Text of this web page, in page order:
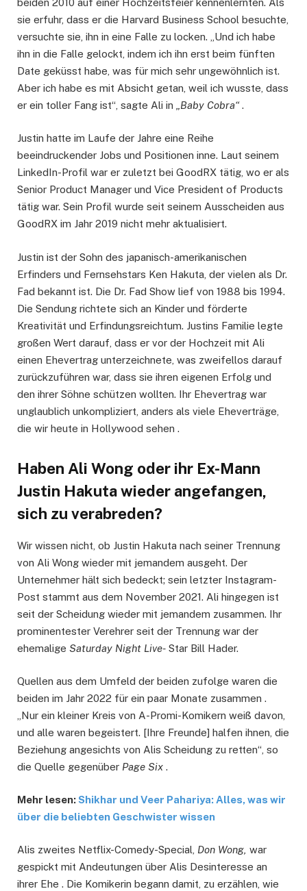
beiden 2010 auf einer Hochzeitsfeier kennenlernten. Als
sie erfuhr, dass er die Harvard Business School besuchte,
versuchte sie, ihn in eine Falle zu locken. „Und ich habe
ihn in die Falle gelockt, indem ich ihn erst beim fünften
Date geküsst habe, was für mich sehr ungewöhnlich ist.
Aber ich habe es mit Absicht getan, weil ich wusste, dass
er ein toller Fang ist“, sagte Ali in
„Baby Cobra“.
Justin hatte im Laufe der Jahre eine Reihe
beeindruckender Jobs und Positionen inne. Laut seinem
LinkedIn-Profil war er zuletzt bei GoodRX tätig, wo er als
Senior Product Manager und Vice President of Products
tätig war. Sein Profil wurde seit seinem Ausscheiden aus
GoodRX im Jahr 2019 nicht mehr aktualisiert.
Justin ist der Sohn des japanisch-amerikanischen
Erfinders und Fernsehstars Ken Hakuta, der vielen als Dr.
Fad bekannt ist. Die Dr. Fad Show lief von 1988 bis 1994.
Die Sendung richtete sich an Kinder und förderte
Kreativität und Erfindungsreichtum. Justins Familie legte
großen Wert darauf, dass er vor der Hochzeit mit Ali
einen Ehevertrag unterzeichnete, was zweifellos darauf
zurückzuführen war, dass sie ihren eigenen Erfolg und
den ihrer Söhne schützen wollten. Ihr Ehevertrag war
unglaublich unkompliziert, anders als viele Eheverträge,
die wir heute in Hollywood sehen .
Haben Ali Wong oder ihr Ex-Mann
Justin Hakuta wieder angefangen,
sich zu verabreden?
Wir wissen nicht, ob Justin Hakuta nach seiner Trennung
von Ali Wong wieder mit jemandem ausgeht. Der
Unternehmer hält sich bedeckt; sein letzter Instagram-
Post stammt aus dem November 2021. Ali hingegen ist
seit der Scheidung wieder mit jemandem zusammen. Ihr
prominentester Verehrer seit der Trennung war der
ehemalige Saturday Night Live- Star Bill Hader.
Quellen aus dem Umfeld der beiden zufolge waren die
beiden im Jahr 2022 für ein paar Monate zusammen .
„Nur ein kleiner Kreis von A-Promi-Komikern weiß davon,
und alle waren begeistert. [Ihre Freunde] halfen ihnen, die
Beziehung angesichts von Alis Scheidung zu retten“, so
die Quelle gegenüber Page Six .
Mehr lesen:Shikhar und Veer Pahariya: Alles, was wir
über die beliebten Geschwister wissen
Alis zweites Netflix-Comedy-Special, Don Wong, war
gespickt mit Andeutungen über Alis Desinteresse an
ihrer Ehe . Die Komikerin begann damit, zu erzählen, wie